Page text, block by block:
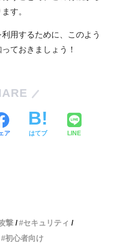
す。
用するために、このよう
ておきましょう！
ア はてブ LINE
撃
セキュリティ
初心者向け